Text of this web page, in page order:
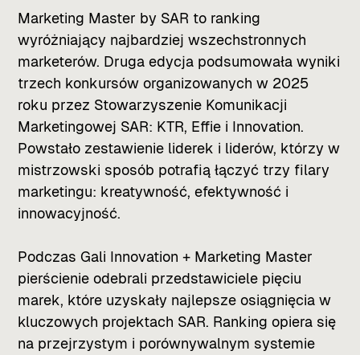
Marketing Master by SAR to ranking
wyróżniający najbardziej wszechstronnych
marketerów. Druga edycja podsumowała wyniki
trzech konkursów organizowanych w 2025
roku przez Stowarzyszenie Komunikacji
Marketingowej SAR: KTR, Effie i Innovation.
Powstało zestawienie liderek i liderów, którzy w
mistrzowski sposób potrafią łączyć trzy filary
marketingu: kreatywność, efektywność i
innowacyjność.
Podczas Gali Innovation + Marketing Master
pierścienie odebrali przedstawiciele pięciu
marek, które uzyskały najlepsze osiągnięcia w
kluczowych projektach SAR. Ranking opiera się
na przejrzystym i porównywalnym systemie